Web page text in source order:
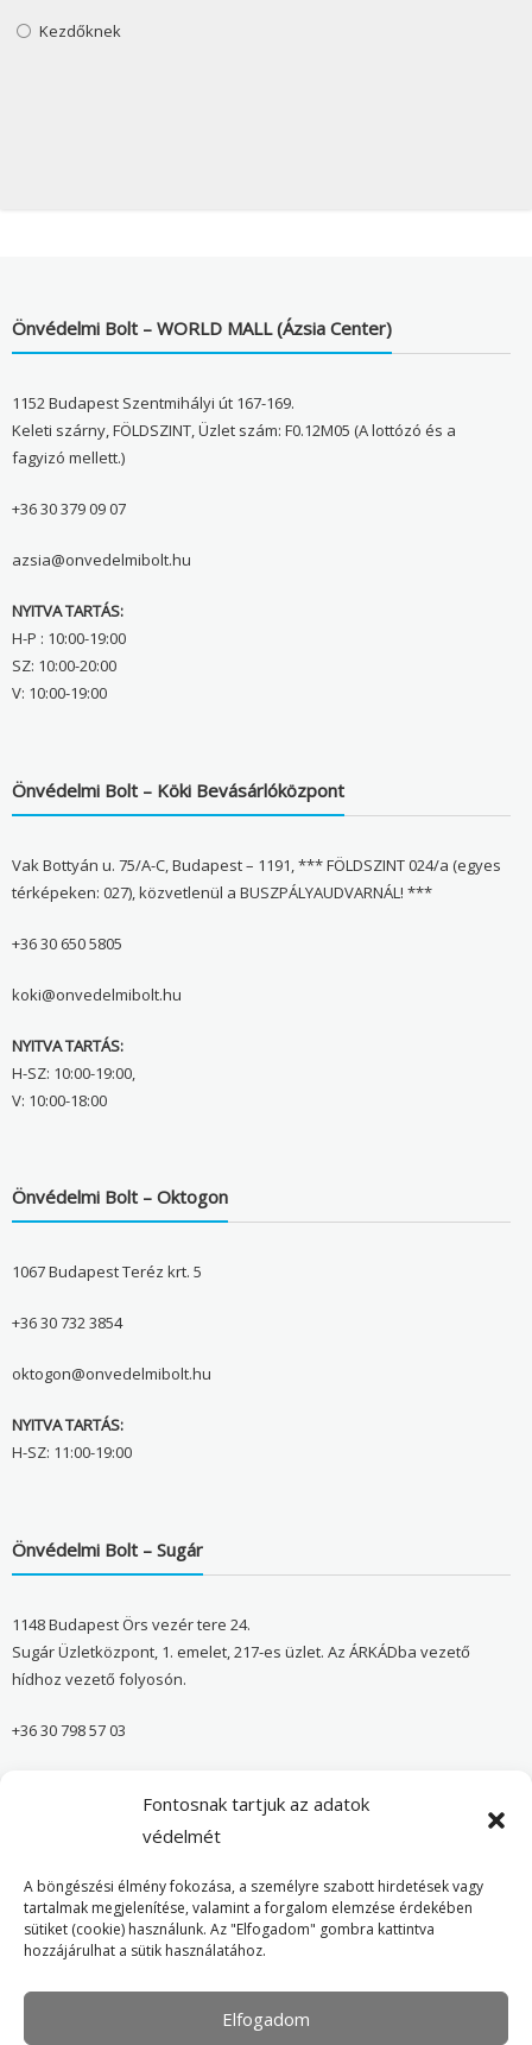
Fontosnak tartjuk az adatok
védelmét
A böngészési élmény fokozása, a személyre szabott hirdetések vagy
tartalmak megjelenítése, valamint a forgalom elemzése érdekében
sütiket (cookie) használunk. Az "Elfogadom" gombra kattintva
hozzájárulhat a sütik használatához.
Elfogadom
Kezdőknek
Önvédelmi Bolt – WORLD MALL (Ázsia Center)
1152 Budapest Szentmihályi út 167-169.
Keleti szárny, FÖLDSZINT, Üzlet szám: F0.12M05 (A lottózó és a
fagyizó mellett.)
+36 30 379 09 07
azsia@onvedelmibolt.hu
NYITVA TARTÁS:
H-P : 10:00-19:00
SZ: 10:00-20:00
V: 10:00-19:00
Önvédelmi Bolt – Köki Bevásárlóközpont
Vak Bottyán u. 75/A-C, Budapest – 1191, *** FÖLDSZINT 024/a (egyes
térképeken: 027), közvetlenül a BUSZPÁLYAUDVARNÁL! ***
+36 30 650 5805
koki@onvedelmibolt.hu
NYITVA TARTÁS:
H-SZ: 10:00-19:00,
V: 10:00-18:00
Önvédelmi Bolt – Oktogon
1067 Budapest Teréz krt. 5
+36 30 732 3854
oktogon@onvedelmibolt.hu
NYITVA TARTÁS:
H-SZ: 11:00-19:00
Önvédelmi Bolt – Sugár
1148 Budapest Örs vezér tere 24.
Sugár Üzletközpont, 1. emelet, 217-es üzlet. Az ÁRKÁDba vezető
hídhoz vezető folyosón.
+36 30 798 57 03
Önvédelmi Bolt – Főoldal
Adatvédelmi tájékoztató